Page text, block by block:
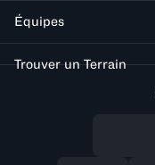
Équipes
Trouver un Terrain